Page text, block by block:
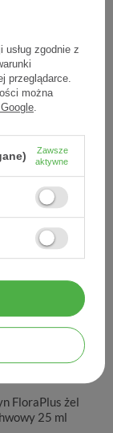
30 kapsułek
zł
zł / szt.
FloraPlus żel
25 ml
zgodnie z
przeglądarce.
można
.
Zawsze
aktywne